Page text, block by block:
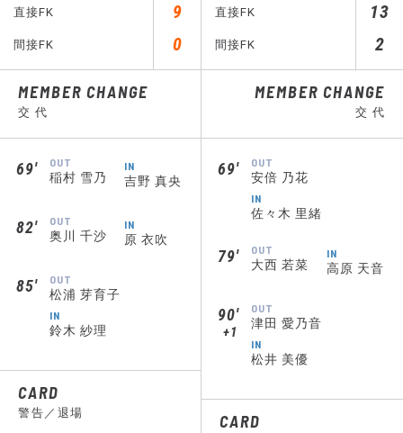
直接FK 9
間接FK 0
MEMBER CHANGE
交 代
69′ OUT
稲村 雪乃
IN
吉野 真央
82′ OUT
奥川 千沙
IN
原 衣吹
85′ OUT
松浦 芽育子
IN
鈴木 紗理
CARD
警告／退場
直接FK 13
間接FK 2
MEMBER CHANGE
交 代
69′ OUT
安倍 乃花
IN
佐々木 里緒
79′ OUT
大西 若菜
IN
高原 天音
90′
+1
OUT
津田 愛乃音
IN
松井 美優
CARD